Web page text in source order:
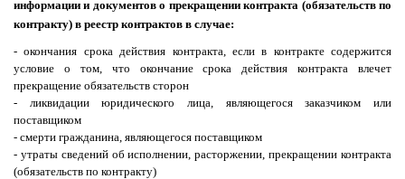
информации и документов о прекращении контракта (обязательств по
контракту) в реестр контрактов в случае:
- окончания срока действия контракта, если в контракте содержится
условие о том, что окончание срока действия контракта влечет
прекращение обязательств сторон
- ликвидации юридического лица, являющегося заказчиком или
поставщиком
- смерти гражданина, являющегося поставщиком
- утраты сведений об исполнении, расторжении, прекращении контракта
(обязательств по контракту)